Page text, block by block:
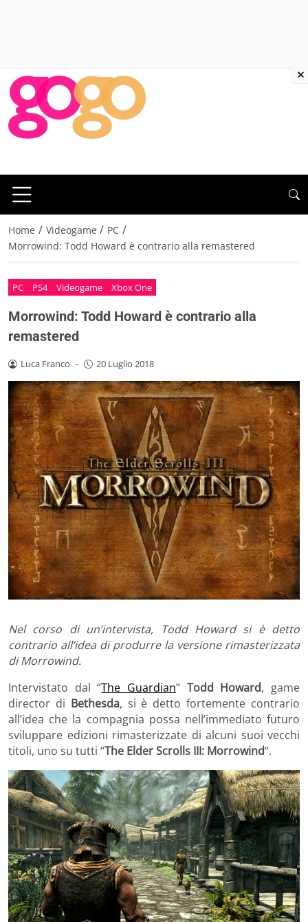
Home / Videogame / PC /
Morrowind: Todd Howard è contrario alla remastered
PC PS4 Videogame Xbox One
Morrowind: Todd Howard è contrario alla
remastered
Luca Franco - 20 Luglio 2018
Nel corso di un’intervista, Todd Howard si è detto
contrario all’idea di produrre la versione rimasterizzata
di Morrowind.
Intervistato dal “The Guardian” Todd Howard, game
director di Bethesda, si è detto fortemente contrario
all’idea che la compagnia possa nell’immediato futuro
sviluppare edizioni rimasterizzate di alcuni suoi vecchi
titoli, uno su tutti “The Elder Scrolls III: Morrowind“.
×